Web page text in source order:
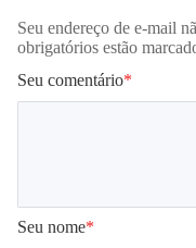
Seu endereço de e-mail
obrigatórios estão
Seu comentário*
Seu nome*